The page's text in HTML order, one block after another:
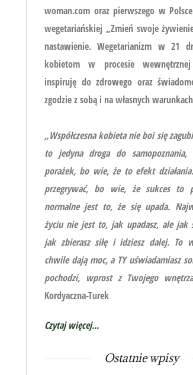
woman.com oraz pierwszego w
wegetariańskiej „Zmień swoje
nastawienie. Wegetarianizm w 21
kobietom w procesie wewnętrznej
inspiruję do zdrowego oraz
zgodzie z sobą i na własnych
„Współczesna kobieta nie boi się
to jedyna droga do
porażek, bo wie, że to efekt
przegrywać, bo wie, że sukces to
normalne jest to, że się upada.
życiu nie jest to, jak upadasz, ale jak
jak zbierasz siłę i idziesz dalej. To
chwile dają moc, a TY uświadamiasz
pochodzi, wprost z Twojego
Kordyaczna-Turek
Czytaj więcej...
Ostatnie wpisy